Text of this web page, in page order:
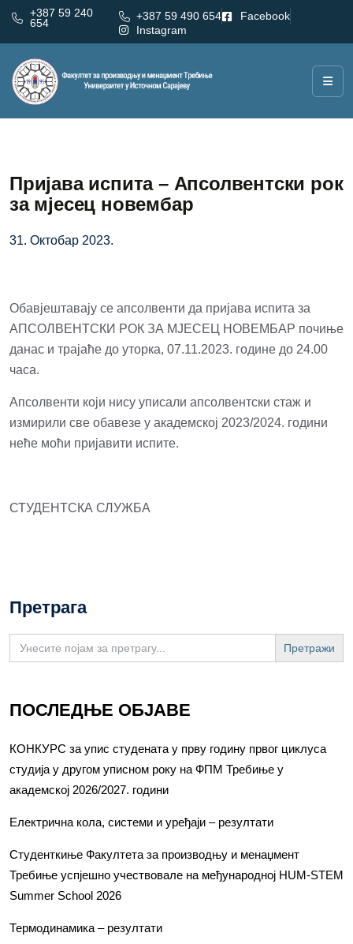
+387 59 240
654
+387 59 490 654
Facebook
Instagram
Пријава испита – Апсолвентски рок
за мјесец новембар
31. Октобар 2023.
Обавјештавају се апсолвенти да пријава испита за
АПСОЛВЕНТСКИ РОК ЗА МЈЕСЕЦ НОВЕМБАР почиње
данас и трајаће до уторка, 07.11.2023. године до 24.00
часа.
Апсолвенти који нису уписали апсолвентски стаж и
измирили све обавезе у академској 2023/2024. години
неће моћи пријавити испите.
СТУДЕНТСКА СЛУЖБА
Претрага
Search
for:
ПОСЛЕДЊЕ ОБЈАВЕ
КОНКУРС за упис студената у прву годину првог циклуса
студија у другом уписном року на ФПМ Требиње у
академској 2026/2027. години
Електрична кола, системи и уређаји – резултати
Студенткиње Факултета за производњу и менаџмент
Требиње успјешно учествовале на међународној HUM-STEM
Summer School 2026
Термодинамика – резултати